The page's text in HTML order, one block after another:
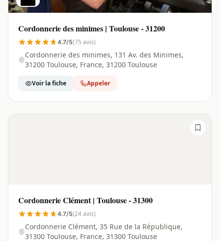
Cordonnerie des minimes | Toulouse - 31200
4.7/5(75 avis)
Cordonnerie des minimes, 131 Av. des Minimes,
31200 Toulouse, France, 31200 Toulouse
Voir la fiche Appeler
Cordonnerie Clément | Toulouse - 31300
4.7/5(24 avis)
Cordonnerie Clément, 35 Rue de la République,
31300 Toulouse, France, 31300 Toulouse